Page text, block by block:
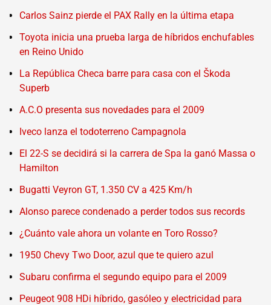
Carlos Sainz pierde el PAX Rally en la última etapa
Toyota inicia una prueba larga de híbridos enchufables
en Reino Unido
La República Checa barre para casa con el Škoda
Superb
A.C.O presenta sus novedades para el 2009
Iveco lanza el todoterreno Campagnola
El 22-S se decidirá si la carrera de Spa la ganó Massa o
Hamilton
Bugatti Veyron GT, 1.350 CV a 425 Km/h
Alonso parece condenado a perder todos sus records
¿Cuánto vale ahora un volante en Toro Rosso?
1950 Chevy Two Door, azul que te quiero azul
Subaru confirma el segundo equipo para el 2009
Peugeot 908 HDi híbrido, gasóleo y electricidad para